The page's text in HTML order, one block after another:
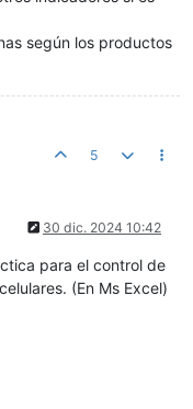
según los productos
5
30 dic. 2024 10:42
para el control de
(En Ms Excel)